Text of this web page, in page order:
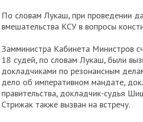
По словам Лукаш, при проведении
вмешательства КСУ в вопросы
Замминистра Кабинета Министров
18 судей, по словам Лукаш, были
докладчиками по резонансным
дело об императивном мандате,
правительства, докладчик-судья
Стрижак также вызван на встречу.